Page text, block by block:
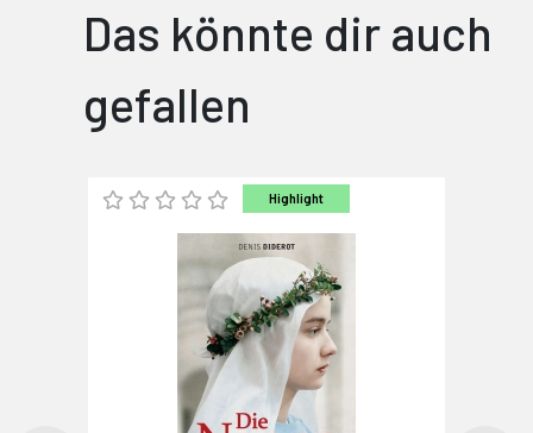
Das könnte dir auch
gefallen
Highlight